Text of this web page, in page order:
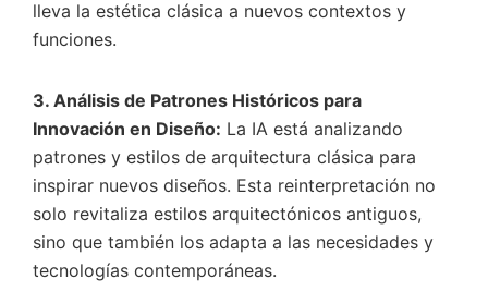
lleva la estética clásica a nuevos contextos y
funciones.
3. Análisis de Patrones Históricos para
Innovación en Diseño: La IA está analizando
patrones y estilos de arquitectura clásica para
inspirar nuevos diseños. Esta reinterpretación no
solo revitaliza estilos arquitectónicos antiguos,
sino que también los adapta a las necesidades y
tecnologías contemporáneas.